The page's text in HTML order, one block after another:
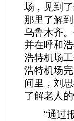
场，见到
那里了解
乌鲁木齐
并在呼和
浩特机场
浩特机场
间里，刘
了解老人
“通过报